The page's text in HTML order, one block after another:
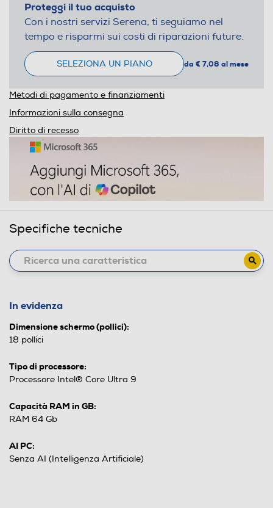
Proteggi il tuo acquisto
Con i nostri servizi Serena, ti seguiamo nel
tempo e risparmi sui costi di riparazioni future.
SELEZIONA UN PIANO da € 7,08 al mese
Metodi di pagamento e finanziamenti
Informazioni sulla consegna
Diritto di recesso
Specifiche tecniche
In evidenza
Dimensione schermo (pollici):
18 pollici
Tipo di processore:
Processore Intel® Core Ultra 9
Capacità RAM in GB:
RAM 64 Gb
AI PC:
Senza AI (Intelligenza Artificiale)